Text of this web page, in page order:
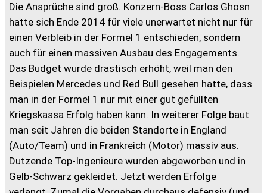
Die Ansprüche sind groß. Konzern-Boss Carlos Ghosn
hatte sich Ende 2014 für viele unerwartet nicht nur für
einen Verbleib in der Formel 1 entschieden, sondern
auch für einen massiven Ausbau des Engagements.
Das Budget wurde drastisch erhöht, weil man den
Beispielen Mercedes und Red Bull gesehen hatte, dass
man in der Formel 1 nur mit einer gut gefüllten
Kriegskassa Erfolg haben kann. In weiterer Folge baut
man seit Jahren die beiden Standorte in England
(Auto/Team) und in Frankreich (Motor) massiv aus.
Dutzende Top-Ingenieure wurden abgeworben und in
Gelb-Schwarz gekleidet. Jetzt werden Erfolge